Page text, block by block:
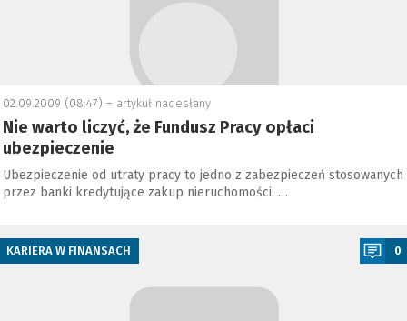
02.09.2009 (08:47) – artykuł nadesłany
Nie warto liczyć, że Fundusz Pracy opłaci
ubezpieczenie
Ubezpieczenie od utraty pracy to jedno z zabezpieczeń stosowanych
przez banki kredytujące zakup nieruchomości. …
KARIERA W FINANSACH 0